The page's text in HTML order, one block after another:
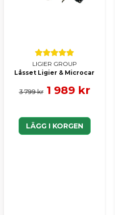
LIGIER GROUP
Låsset Ligier & Microcar
3 799 kr 1 989 kr
LÄGG I KORGEN